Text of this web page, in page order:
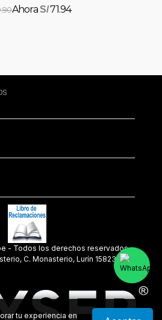
S/71.94
- Todos los derechos reservados.
C. Monasterio, Lurín 15823
tu experiencia en